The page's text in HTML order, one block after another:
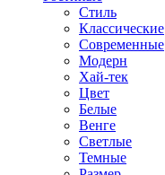
Стиль
Классические
Современные
Модерн
Хай-тек
Цвет
Белые
Венге
Светлые
Темные